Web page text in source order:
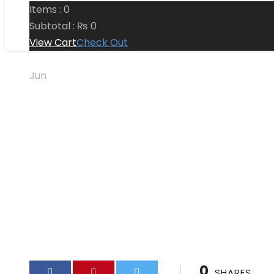
Items : 0
Subtotal : ₨ 0
View CartCheck Out
Jun